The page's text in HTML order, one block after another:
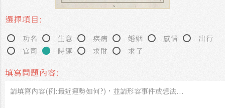
選擇項目:
功名 生意 疾病 婚姻 感情
出行
官司
時運 求財 求子
填寫問題內容: